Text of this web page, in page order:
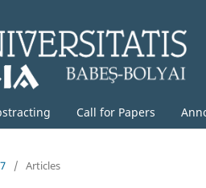
Call for Papers
/ Articles